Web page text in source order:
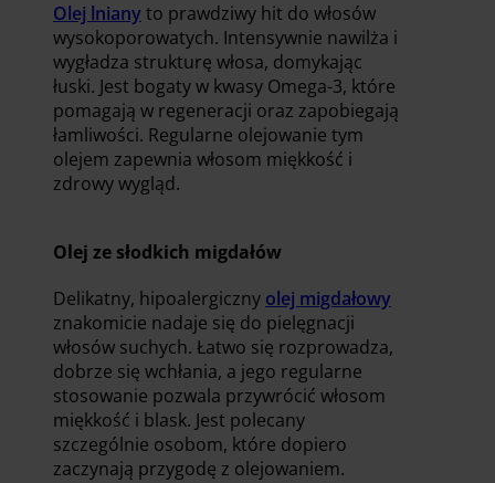
Olej lnianyto prawdziwy hit do włosów
wysokoporowatych. Intensywnie nawilża i
wygładza strukturę włosa, domykając
łuski. Jest bogaty w kwasy Omega-3, które
pomagają w regeneracji oraz zapobiegają
łamliwości. Regularne olejowanie tym
olejem zapewnia włosom miękkość i
zdrowy wygląd.
Olej ze słodkich migdałów
Delikatny, hipoalergiczny olej migdałowy
znakomicie nadaje się do pielęgnacji
włosów suchych. Łatwo się rozprowadza,
dobrze się wchłania, a jego regularne
stosowanie pozwala przywrócić włosom
miękkość i blask. Jest polecany
szczególnie osobom, które dopiero
zaczynają przygodę z olejowaniem.